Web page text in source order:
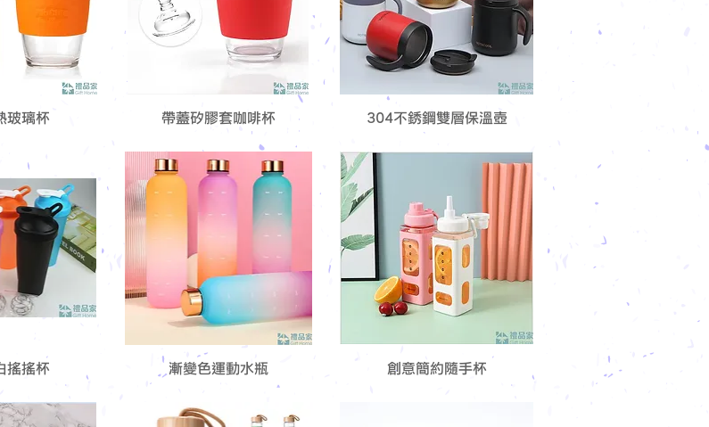
玻璃杯 帶蓋矽膠套咖啡杯 304不銹鋼雙層保溫壺
搖搖杯 漸變色運動水瓶 創意簡約隨手杯